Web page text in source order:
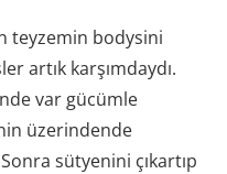
teyzemin bodysini
artık karşımdaydı.
var gücümle
üzerindende
sütyenini çıkartıp